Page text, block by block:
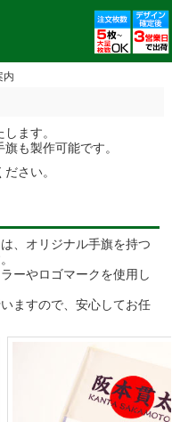
内
ます。
も製作可能です。
さい。
、オリジナル手旗を持つ
ーやロゴマークを使用し
ますので、安心してお任